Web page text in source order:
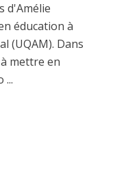
d'Amélie
éducation à
(UQAM). Dans
mettre en
...